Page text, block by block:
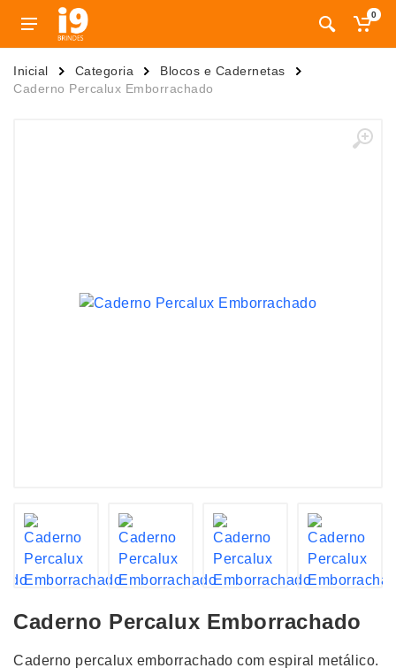
0
Inicial Categoria
Blocos e Cadernetas
Caderno Percalux Emborrachado
Caderno Percalux Emborrachado
Caderno percalux emborrachado com espiral metálico.